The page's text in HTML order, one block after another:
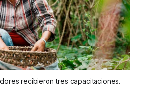
recibieron tres capacitaciones.